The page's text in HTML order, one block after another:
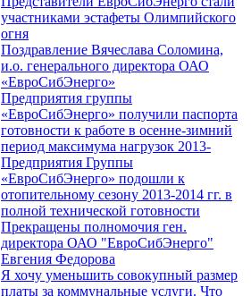
участниками эстафеты Олимпийского
огня
Поздравление Вячеслава Соломина,
и.о. генерального директора ОАО
«ЕвроСибЭнерго»
Предприятия группы
«ЕвроСибЭнерго» получили паспорта
готовности к работе в осенне-зимний
период максимума нагрузок 2013-
Предприятия Группы
«ЕвроСибЭнерго» подошли к
отопительному сезону 2013-2014 гг. в
полной технической готовности
Прекращены полномочия ген.
директора ОАО "ЕвроСибЭнерго"
Евгения Федорова
Я хочу уменьшить совокупный размер
платы за коммунальные услуги. Что